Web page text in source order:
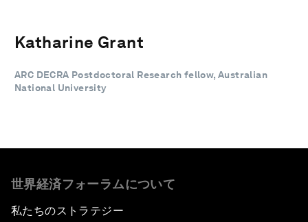
Katharine Grant
ARC DECRA Postdoctoral Research fellow, Australian
National University
世界経済フォーラムについて
私たちのストラテジー